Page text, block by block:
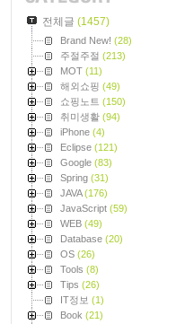
전체글 (1457)
Brand New! (28)
주절주절 (213)
MOT (11)
해외쇼핑 (49)
쇼핑노트 (150)
취미생활 (94)
iPhone (4)
Eclipse (121)
Google (83)
Spring (31)
JAVA(176)
JavaScript (59)
WEB (49)
Database (20)
OS (26)
Tools (8)
Tips (26)
IT정보 (1)
Book (21)